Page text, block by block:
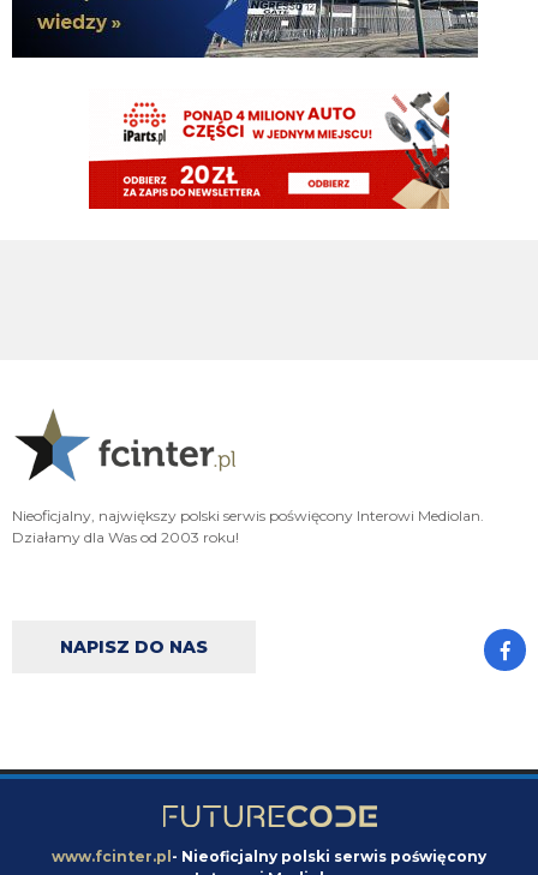
Zgaduję, że wyceniany na 25mln euro
timon 10.08.2026 07:33
bocznego obrońcy, Lamine Sy. 🇫🇷
10.08.2026 07:32
Maszyna losująca uległa awarii podobno, więc Ausilio wrócił do tego co
potrafi najlepiej
VVujek
Do Endra jak ktoś mówi uwierz w siebie , to on pyta czy może uwierzyć w
kogoś innego xd
Jedyny człowiek który nie ma szacunku nawet sam do siebie
Miłośnik i wielbiciel wielkich murzynów sidibe singo pepe a teraz Norton
I dalej chcą, a ty kretynie chciałes sidibe i pepe
Nieoficjalny, największy polski serwis poświęcony Interowi Mediolan.
Działamy dla Was od 2003 roku!
NAPISZ DO NAS
www.fcinter.pl - Nieoficjalny polski serwis poświęcony